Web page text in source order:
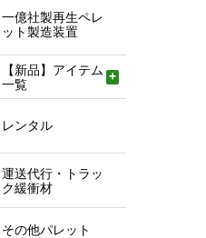
一億社製再生ペレ
ット製造装置
【新品】アイテム
一覧
レンタル
運送代行・トラッ
ク緩衝材
その他パレット